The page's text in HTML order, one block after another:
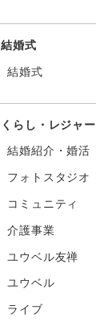
結婚式
結婚式
くらし・レジャー
結婚紹介・婚活
フォトスタジオ
コミュニティ
介護事業
ユウベル友禅
ユウベル
ライブ